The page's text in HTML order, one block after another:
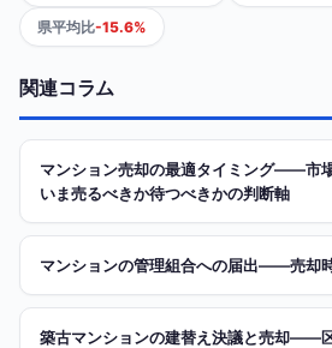
県平均比-15.6%
関連コラム
マンション売却の最適タイミング——市
いま売るべきか待つべきかの判断軸
マンションの管理組合への届出——売却
築古マンションの建替え決議と売却——